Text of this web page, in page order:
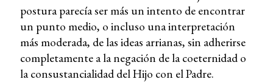
postura parecía ser más un intento de encontrar
un punto medio, o incluso una interpretación
más moderada, de las ideas arrianas, sin adherirse
completamente a la negación de la coeternidad o
la consustancialidad del Hijo con el Padre.